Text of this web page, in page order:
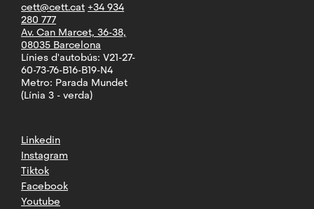
cett@cett.cat +34 934
280 777
Av. Can Marcet, 36-38,
08035 Barcelona
Línies d'autobús: V21-27-
60-73-76-B16-B19-N4
Metro: Parada Mundet
(Línia 3 - verda)
Linkedin
Instagram
Tiktok
Facebook
Youtube